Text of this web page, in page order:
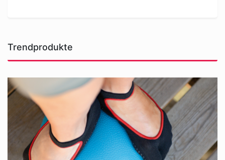
Trendprodukte